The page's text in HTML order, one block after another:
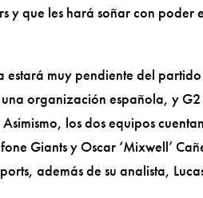
y que les hará soñar con poder
muy pendiente del
organización española, y
los dos equipos
Giants y Oscar ‘Mixwell’
además de su analista,